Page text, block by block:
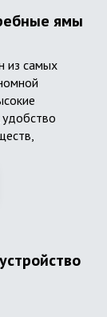
ямы
из самых
прост в